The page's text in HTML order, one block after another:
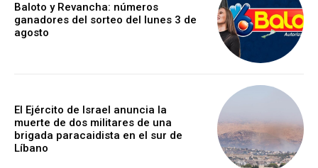
Baloto y Revancha: números
ganadores del sorteo del lunes 3 de
agosto
El Ejército de Israel anuncia la
muerte de dos militares de una
brigada paracaidista en el sur de
Líbano